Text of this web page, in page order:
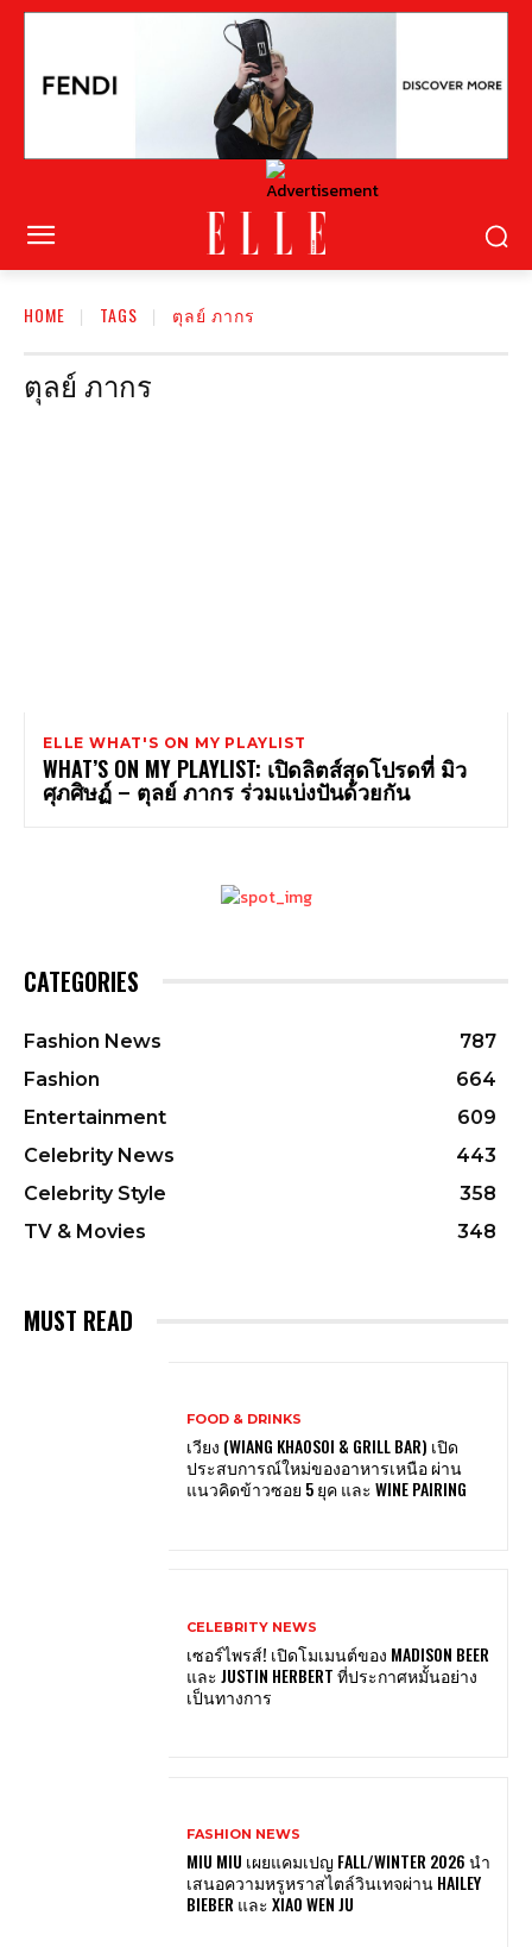
HOME TAGS ตุลย์ ภากร
ตุลย์ ภากร
ELLE WHAT'S ON MY PLAYLIST
WHAT’S ON MY PLAYLIST: เปิดลิตส์สุดโปรดที่ มิว
ศุภศิษฏ์ – ตุลย์ ภากร ร่วมแบ่งปันด้วยกัน
CATEGORIES
Fashion News
787
Fashion
664
Entertainment
609
Celebrity News
443
Celebrity Style
358
TV & Movies
348
MUST READ
FOOD & DRINKS
เวียง (WIANG KHAOSOI & GRILL BAR) เปิด
ประสบการณ์ใหม่ของอาหารเหนือ ผ่าน
แนวคิดข้าวซอย 5 ยุค และ WINE PAIRING
CELEBRITY NEWS
เซอร์ไพรส์! เปิดโมเมนต์ของ MADISON BEER
และ JUSTIN HERBERT ที่ประกาศหมั้นอย่าง
เป็นทางการ
FASHION NEWS
MIU MIU เผยแคมเปญ FALL/WINTER 2026 นำ
เสนอความหรูหราสไตล์วินเทจผ่าน HAILEY
BIEBER และ XIAO WEN JU